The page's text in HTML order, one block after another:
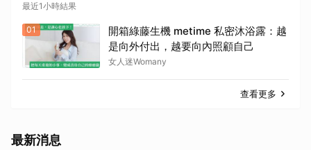
最近1小時結果
01
開箱綠藤生機 metime 私密沐浴露：越
是向外付出，越要向內照顧自己
女人迷Womany
查看更多
最新消息